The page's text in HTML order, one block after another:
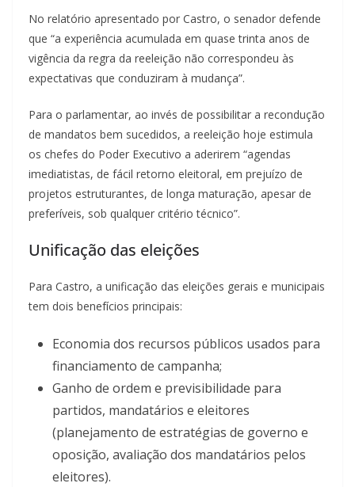
No relatório apresentado por Castro, o senador defende
que “a experiência acumulada em quase trinta anos de
vigência da regra da reeleição não correspondeu às
expectativas que conduziram à mudança”.
Para o parlamentar, ao invés de possibilitar a recondução
de mandatos bem sucedidos, a reeleição hoje estimula
os chefes do Poder Executivo a aderirem “agendas
imediatistas, de fácil retorno eleitoral, em prejuízo de
projetos estruturantes, de longa maturação, apesar de
preferíveis, sob qualquer critério técnico”.
Unificação das eleições
Para Castro, a unificação das eleições gerais e municipais
tem dois benefícios principais:
Economia dos recursos públicos usados para
financiamento de campanha;
Ganho de ordem e previsibilidade para
partidos, mandatários e eleitores
(planejamento de estratégias de governo e
oposição, avaliação dos mandatários pelos
eleitores).